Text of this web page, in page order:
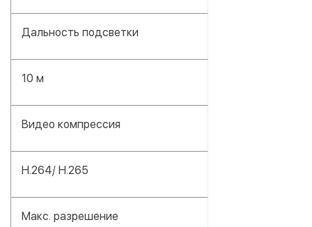
Дальность подсветки
10 м
Видео компрессия
H.264/ H.265
Макс. разрешение